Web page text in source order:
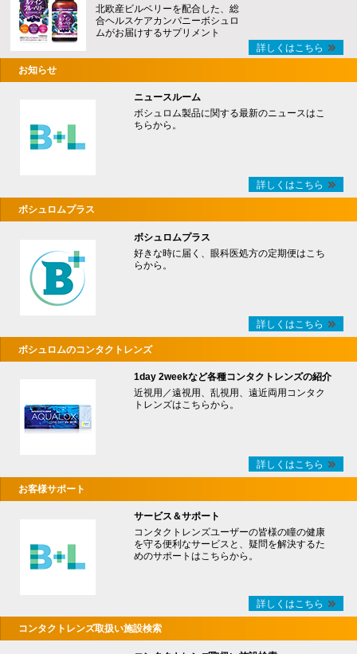
北欧産ビルベリーを配合した、総
合ヘルスケアカンパニーボシュロ
ムがお届けするサプリメント
詳しくはこちら
お知らせ
ニュースルーム
ボシュロム製品に関する最新のニュースはこ
ちらから。
詳しくはこちら
ボシュロムプラス
ボシュロムプラス
好きな時に届く、眼科医処方の定期便はこち
らから。
詳しくはこちら
ボシュロムのコンタクトレンズ
1day 2weekなど各種コンタクトレンズの紹介
近視用／遠視用、乱視用、遠近両用コンタク
トレンズはこちらから。
詳しくはこちら
お客様サポート
サービス＆サポート
コンタクトレンズユーザーの皆様の瞳の健康
を守る便利なサービスと、疑問を解決するた
めのサポートはこちらから。
詳しくはこちら
コンタクトレンズ取扱い施設検索